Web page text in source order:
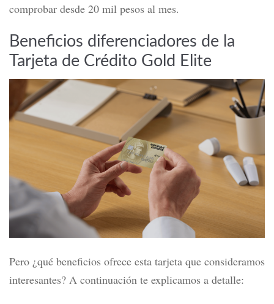
comprobar desde 20 mil pesos al mes.
Beneficios diferenciadores de la
Tarjeta de Crédito Gold Elite
Pero ¿qué beneficios ofrece esta tarjeta que consideramos
interesantes? A continuación te explicamos a detalle: